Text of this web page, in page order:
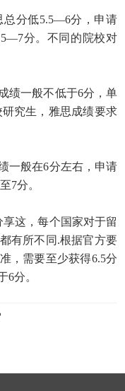
总分低5.5—6分，申请
分。不同的院校对
绩一般不低于6分，单
究生，雅思成绩要求
一般在6分左右，申请
7分。
这，每个国家对于留
有所不同.根据官方要
，需要至少获得6.5分
6分。